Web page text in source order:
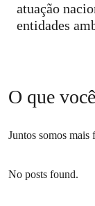
atuação
entidades
como:
ambiental,
redução de
O que
Juntos somos mais
No posts found.